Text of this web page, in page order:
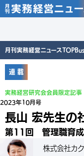
月刊実務経営ニュースTOP
連 載
実務経営研究会会員限定記事
2023年10月号
長山 宏先生の
第11回 管理職育成
株式会社カ